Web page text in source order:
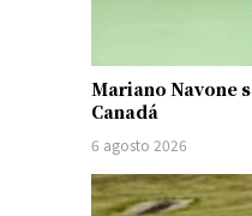
Mariano Navone
Canadá
6 agosto 2026